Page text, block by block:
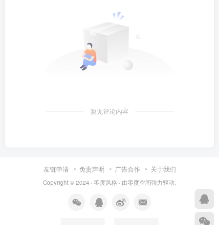
暂无评论内容
友链申请 免责声明 广告合作 关于我们
Copyright © 2024 · 零度风格 · 由零度空间强力驱动.